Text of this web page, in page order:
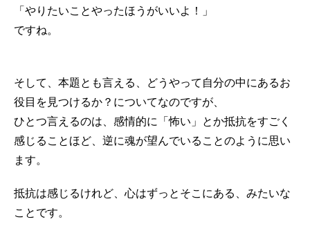
「やりたいことやったほうがいいよ！」
ですね。
そして、本題とも言える、どうやって自分の中にあるお
役目を見つけるか？についてなのですが、
ひとつ言えるのは、感情的に「怖い」とか抵抗をすごく
感じることほど、逆に魂が望んでいることのように思い
ます。
抵抗は感じるけれど、心はずっとそこにある、みたいな
ことです。